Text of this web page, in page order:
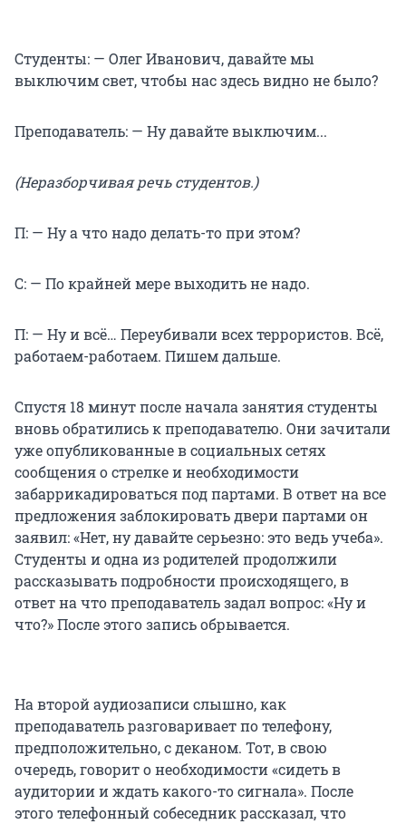
Студенты: — Олег Иванович, давайте мы
выключим свет, чтобы нас здесь видно не было?
Преподаватель: — Ну давайте выключим...
(Неразборчивая речь студентов.)
П: — Ну а что надо делать-то при этом?
С: — По крайней мере выходить не надо.
П: — Ну и всё… Переубивали всех террористов. Всё,
работаем-работаем. Пишем дальше.
Спустя 18 минут после начала занятия студенты
вновь обратились к преподавателю. Они зачитали
уже опубликованные в социальных сетях
сообщения о стрелке и необходимости
забаррикадироваться под партами. В ответ на все
предложения заблокировать двери партами он
заявил: «Нет, ну давайте серьезно: это ведь учеба».
Студенты и одна из родителей продолжили
рассказывать подробности происходящего, в
ответ на что преподаватель задал вопрос: «Ну и
что?» После этого запись обрывается.
На второй аудиозаписи слышно, как
преподаватель разговаривает по телефону,
предположительно, с деканом. Тот, в свою
очередь, говорит о необходимости «сидеть в
аудитории и ждать какого-то сигнала». После
этого телефонный собеседник рассказал, что